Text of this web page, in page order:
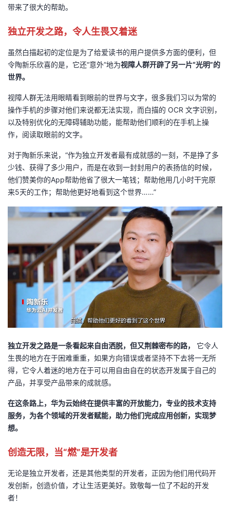
带来了很大的帮助。
独立开发之路，令人生畏又着迷
虽然白描起初的定位是为了给爱读书的用户提供多方面的便利，但
令陶新乐欣喜的是，它还“意外”地为视障人群开辟了另一片“光明”的
世界。
视障人群无法用眼睛看到眼前的世界与文字，很多我们习以为常的
操作手机的步骤对他们来说都无法实现，而白描的 OCR 文字识别，
以及特别优化的无障碍辅助功能，能帮助他们顺利的在手机上操
作，阅读取眼前的文字。
对于陶新乐来说，“作为独立开发者最有成就感的一刻，不是挣了多
少钱、获得了多少用户，而是在收到一封封用户的表扬信的时候，
他们赞美你的App帮助他省了很大一笔钱；帮助他用几小时干完原
来5天的工作；帮助他更好地看到这个世界……”
独立开发之路是一条看起来自由洒脱，但又荆棘密布的路，
它令人
生畏的地方在于困难重重，如果方向错误或者坚持不下去将一无所
得，它令人着迷的地方在于可以用自由自在的状态开发属于自己的
产品，并享受产品带来的成就感。
在这条路上，华为云始终在提供丰富的开放能力，专业的技术支持
服务，为各个领域的开发者赋能，助力他们完成应用创新，实现梦
想。
创造无限，当“燃”是开发者
无论是独立开发者，还是其他类型的开发者，正因为他们用代码开
发创新，创造价值，才让生活更美好。致敬每一位了不起的开发
者！